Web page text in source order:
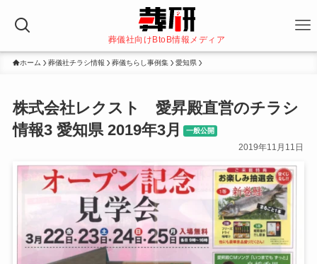
葬儀社向けBtoB情報メディア
ホーム 葬儀社チラシ情報 葬儀ちらし事例集 愛知県
株式会社レクスト 愛昇殿直営のチラシ
情報3 愛知県 2019年3月
一般公開
2019年11月11日